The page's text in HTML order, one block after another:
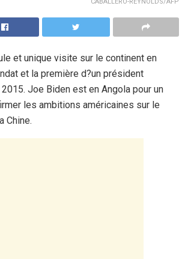
et unique visite sur le continent en
et la première d?un président
Joe Biden est en Angola pour un
les ambitions américaines sur le
Chine.